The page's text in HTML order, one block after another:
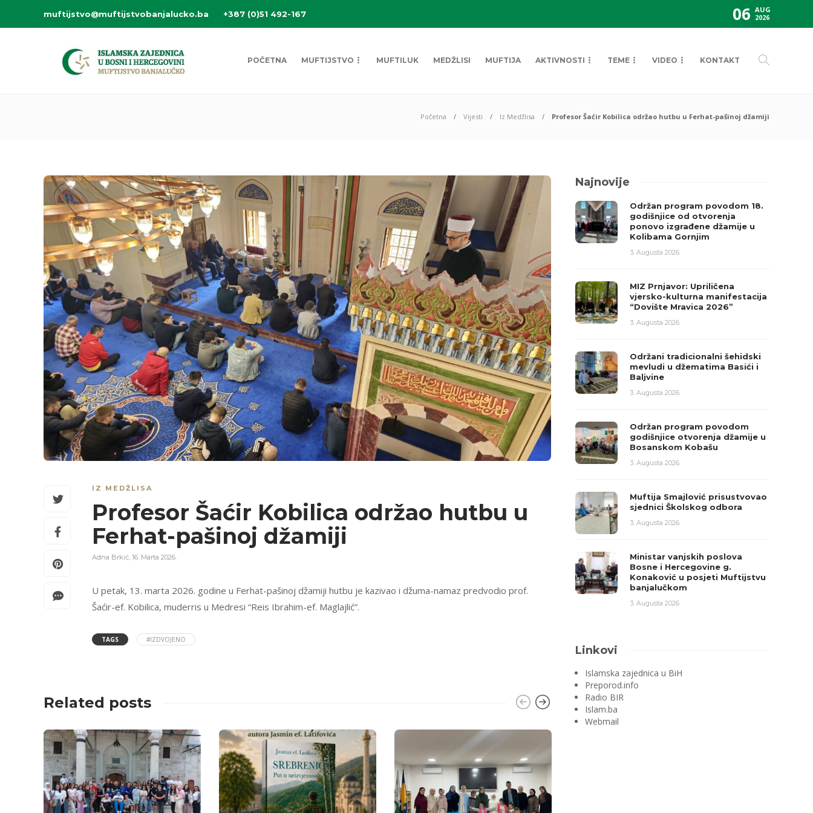
muftijstvo@muftijstvobanjalucko.ba +387 (0)51 492-167 06 AUG
2026
POČETNA MUFTIJSTVO MUFTILUK MEDŽLISI MUFTIJA AKTIVNOSTI TEME VIDEO KONTAKT
Početna Vijesti Iz Medžlisa Profesor Šaćir Kobilica održao hutbu u Ferhat-pašinoj džamiji
IZ MEDŽLISA
Profesor Šaćir Kobilica održao hutbu u
Ferhat-pašinoj džamiji
Adna Brkić, 16. Marta 2026.
U petak, 13. marta 2026. godine u Ferhat-pašinoj džamiji hutbu je kazivao i džuma-namaz predvodio prof.
Šaćir-ef. Kobilica, muderris u Medresi “Reis Ibrahim-ef. Maglajlić”.
TAGS #IZDVOJENO
Related posts
Najnovije
Održan program povodom 18.
godišnjice od otvorenja
ponovo izgrađene džamije u
Kolibama Gornjim
3. Augusta 2026.
MIZ Prnjavor: Upriličena
vjersko-kulturna manifestacija
“Dovište Mravica 2026”
3. Augusta 2026.
Održani tradicionalni šehidski
mevludi u džematima Basići i
Baljvine
3. Augusta 2026.
Održan program povodom
godišnjice otvorenja džamije u
Bosanskom Kobašu
3. Augusta 2026.
Muftija Smajlović prisustvovao
sjednici Školskog odbora
3. Augusta 2026.
Ministar vanjskih poslova
Bosne i Hercegovine g.
Konaković u posjeti Muftijstvu
banjalučkom
3. Augusta 2026.
Linkovi
Islamska zajednica u BiH
Preporod.info
Radio BIR
Islam.ba
Webmail